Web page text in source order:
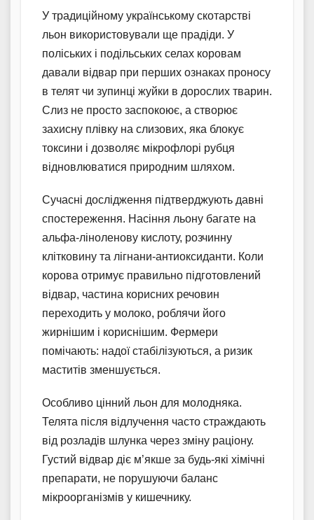
У традиційному українському скотарстві
льон використовували ще прадіди. У
поліських і подільських селах коровам
давали відвар при перших ознаках проносу
в телят чи зупинці жуйки в дорослих тварин.
Слиз не просто заспокоює, а створює
захисну плівку на слизових, яка блокує
токсини і дозволяє мікрофлорі рубця
відновлюватися природним шляхом.
Сучасні дослідження підтверджують давні
спостереження. Насіння льону багате на
альфа-ліноленову кислоту, розчинну
клітковину та лігнани-антиоксиданти. Коли
корова отримує правильно підготовлений
відвар, частина корисних речовин
переходить у молоко, роблячи його
жирнішим і кориснішим. Фермери
помічають: надої стабілізуються, а ризик
маститів зменшується.
Особливо цінний льон для молодняка.
Телята після відлучення часто страждають
від розладів шлунка через зміну раціону.
Густий відвар діє м’якше за будь-які хімічні
препарати, не порушуючи баланс
мікроорганізмів у кишечнику.